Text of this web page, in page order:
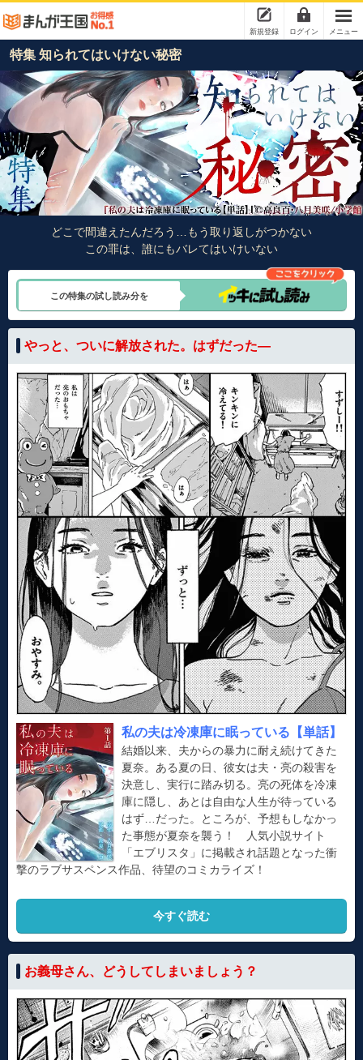
新規登録 ログイン メニュー
特集 知られてはいけない秘密
どこで間違えたんだろう…もう取り返しがつかない
この罪は、誰にもバレてはいけいない
この特集の試し読み分を
やっと、ついに解放された。はずだった―
私の夫は冷凍庫に眠っている【単話】
結婚以来、夫からの暴力に耐え続けてきた
夏奈。ある夏の日、彼女は夫・亮の殺害を
決意し、実行に踏み切る。亮の死体を冷凍
庫に隠し、あとは自由な人生が待っている
はず…だった。ところが、予想もしなかっ
た事態が夏奈を襲う！ 人気小説サイト
「エブリスタ」に掲載され話題となった衝
撃のラブサスペンス作品、待望のコミカライズ！
今すぐ読む
お義母さん、どうしてしまいましょう？